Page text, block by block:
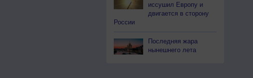
иссушил Европу и
двигается в сторону
России
Последняя жара
нынешнего лета